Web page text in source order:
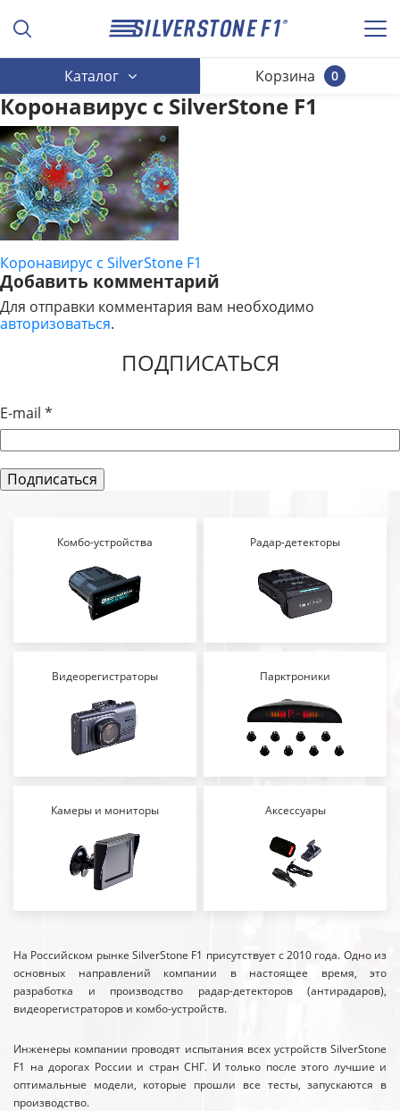
Каталог 0
Корзина
Коронавирус с SilverStone F1
НАВИГАЦИЯ
ПО
ЗАПИСЯМ
Коронавирус с SilverStone F1
Добавить комментарий
Для отправки комментария вам необходимо
авторизоваться.
ПОДПИСАТЬСЯ
E-mail *
Комбо-устройства Радар-детекторы
Видеорегистраторы Парктроники
Камеры и мониторы Аксессуары
На Российском рынке SilverStone F1 присутствует с 2010 года. Одно из
основных направлений компании в настоящее время, это
разработка и производство радар-детекторов (антирадаров),
видеорегистраторов и комбо-устройств.
Инженеры компании проводят испытания всех устройств SilverStone
F1 на дорогах России и стран СНГ. И только после этого лучшие и
оптимальные модели, которые прошли все тесты, запускаются в
производство.